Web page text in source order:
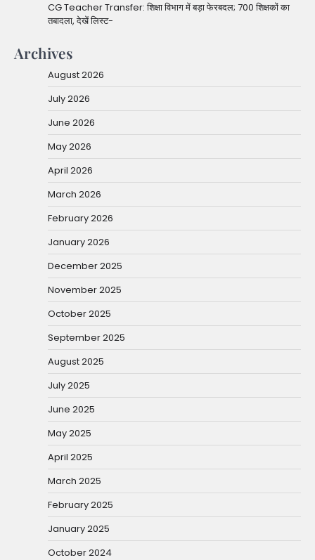
CG Teacher Transfer: शिक्षा विभाग में बड़ा फेरबदल; 700 शिक्षकों का
तबादला, देखें लिस्ट-
Archives
August 2026
July 2026
June 2026
May 2026
April 2026
March 2026
February 2026
January 2026
December 2025
November 2025
October 2025
September 2025
August 2025
July 2025
June 2025
May 2025
April 2025
March 2025
February 2025
January 2025
October 2024